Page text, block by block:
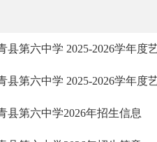
县第六中学 2025-2026学年度
县第六中学 2025-2026学年度
县第六中学2026年招生信息